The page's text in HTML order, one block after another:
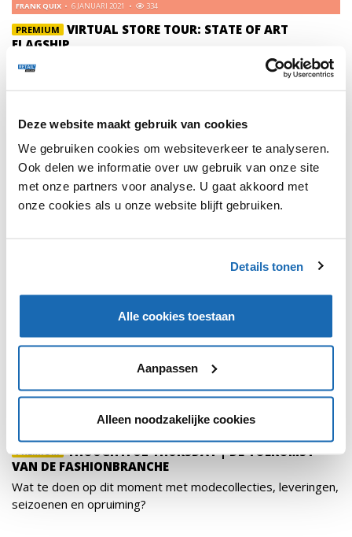
Deze website maakt gebruik van cookies
We gebruiken cookies om websiteverkeer te analyseren.
Ook delen we informatie over uw gebruik van onze site
met onze partners voor analyse. U gaat akkoord met
onze cookies als u onze website blijft gebruiken.
Details tonen
Alle cookies toestaan
Aanpassen
Alleen noodzakelijke cookies
PREMIUM
VIRTUAL STORE TOUR: STATE OF ART
FLAGSHIP
FRANK QUIX 6 JANUARI 2021 334
In the Mall of the Netherlands is recent de State of Art
Flagship store geopend: ruim 400 vierkante meter groot en
heel prettig aan doordat er goed gebruik is gemaakt van de
gecreëerde nissen en mooie materialen.
214
THOUGHTFUL THURSDAY | DE TOEKOMST
VAN DE FASHIONBRANCHE
WEBINARS
Wat te doen op dit moment met modecollecties, leveringen,
seizoenen en opruiming?